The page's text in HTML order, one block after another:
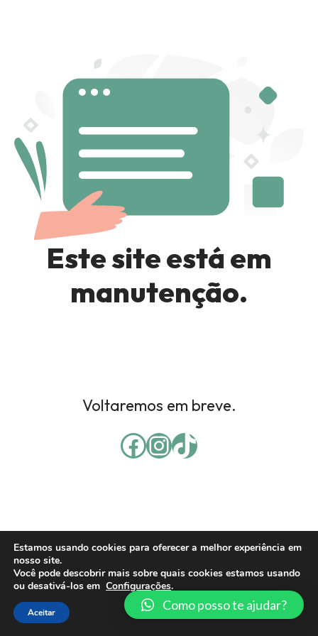
Este site está em
manutenção.
Voltaremos em breve.
Estamos usando cookies para oferecer a melhor experiência em
nosso site.
Você pode descobrir mais sobre quais cookies estamos usando
ou desativá-los em Configurações.
Aceitar
Como posso te ajudar?
Lost password?
CREATE AN ACCOUNT